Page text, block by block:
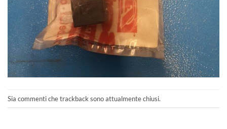
Sia commenti che trackback sono attualmente chiusi.